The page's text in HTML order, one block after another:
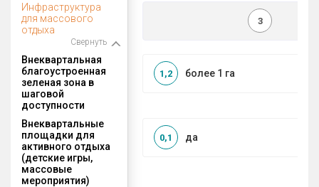
Инфраструктура
для массового
отдыха
Свернуть
3
Внеквартальная
благоустроенная
зеленая зона в
шаговой
доступности
более 1 га
1,2
Внеквартальные
площадки для
активного отдыха
(детские игры,
массовые
мероприятия)
да
0,1